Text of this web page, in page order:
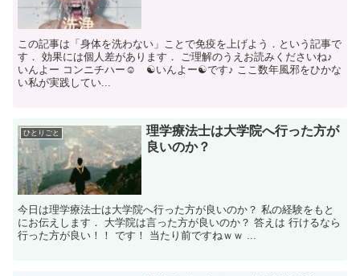
この記事は「身体を洗わない」ことで免疫を上げよう．という記事で
す． 効果には個人差があります． ご理解のうえお読みくださいね♪
いんよー コンニチハー☺ ☯いんよー☯です♪ ここ数年風邪をひかな
い私が実践してい...
ひとりごと
理学療法士は大学院へ行った方が
良いのか？
今日は理学療法士は大学院へ行った方が良いのか？ 私の経験をもと
にお伝えします． 大学院は言った方が良いのか？ 答えは 行けるなら
行った方が良い！！ です！ 当たり前ですねｗｗ ...